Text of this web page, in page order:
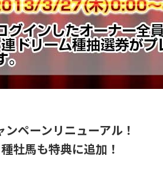
ペーンリニューアル！
牡馬も特典に追加！